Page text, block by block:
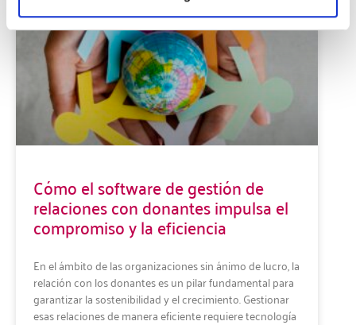
Cómo el software de gestión de
relaciones con donantes impulsa el
compromiso y la eficiencia
En el ámbito de las organizaciones sin ánimo de lucro, la
relación con los donantes es un pilar fundamental para
garantizar la sostenibilidad y el crecimiento. Gestionar
esas relaciones de manera eficiente requiere tecnología